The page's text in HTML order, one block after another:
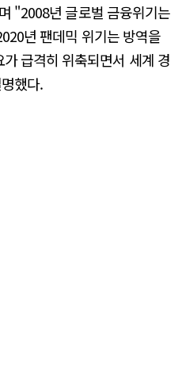
"2008년 글로벌 금융위기는
년 팬데믹 위기는 방역을
급격히 위축되면서 세계 경
했다.